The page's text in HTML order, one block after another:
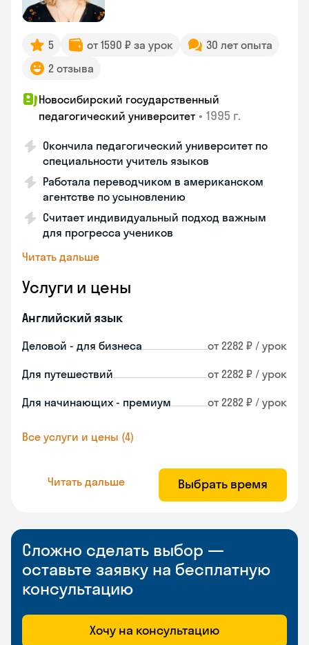
5 от 1590 ₽ за урок
30 лет опыта
2 отзыва
Новосибирский государственный
педагогический университет • 1995 г.
Окончила педагогический университет по
специальности учитель языков
Работала переводчиком в американском
агентстве по усыновлению
Считает индивидуальный подход важным
для прогресса учеников
Читать дальше
Услуги и цены
Английский язык
Деловой - для бизнеса от 2282 ₽ / урок
Для путешествий от 2282 ₽ / урок
Для начинающих - премиум от 2282 ₽ / урок
Все услуги и цены (4)
Читать дальше Выбрать время
Сложно сделать выбор —
оставьте заявку на бесплатную
консультацию
Хочу на консультацию